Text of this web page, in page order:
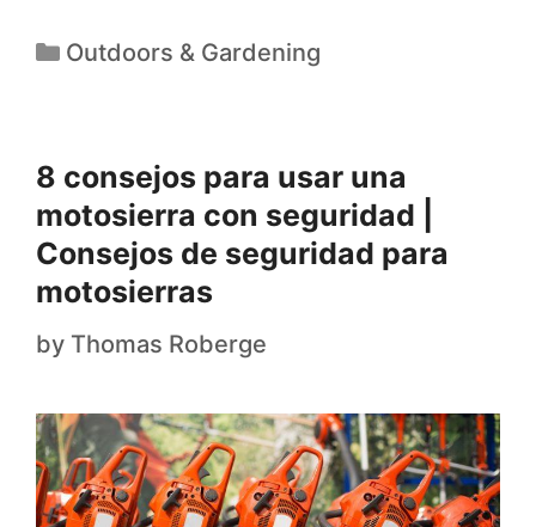
Outdoors & Gardening
8 consejos para usar una
motosierra con seguridad |
Consejos de seguridad para
motosierras
by Thomas Roberge